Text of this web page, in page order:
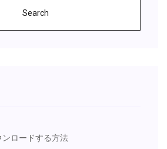
Search
ロードする方法